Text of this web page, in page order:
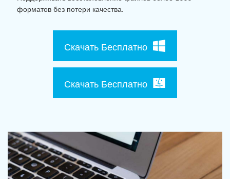
Информационный центр
НАЙТИ БОЛЬШЕ РЕШЕНИЙ
Поиск
форматов без потери качества.
Скачать Бесплатно
Скачать Бесплатно